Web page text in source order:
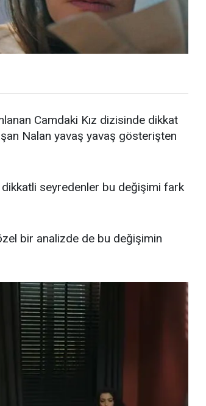
Camdaki Kız dizisinde dikkat
Nalan yavaş yavaş gösterişten
dikkatli seyredenler bu değişimi fark
bir analizde de bu değişimin